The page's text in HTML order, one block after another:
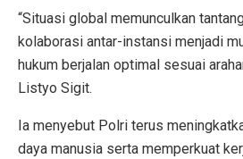
“Situasi global memunculkan
kolaborasi antar-instansi menjadi
hukum berjalan optimal sesuai
Listyo Sigit.
Ia menyebut Polri terus
daya manusia serta memperkuat